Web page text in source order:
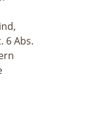
6 Abs.